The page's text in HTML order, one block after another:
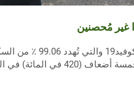
صرّحت مُنظمة أوكسفام
المسجلة لـ كوفيد19 ثلاث مرات،